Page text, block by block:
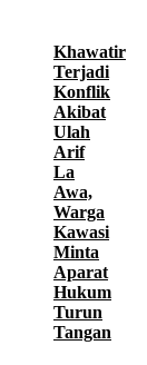
Khawatir
Terjadi
Konflik
Akibat
Ulah
Arif
La
Awa,
Warga
Kawasi
Minta
Aparat
Hukum
Turun
Tangan